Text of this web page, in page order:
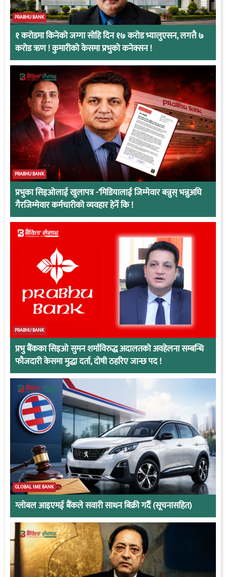
PRABHU BANK
१ करोडमा किनेको जग्गा सोहि दिन १७ करोड भ्यालुएसन, लगत्तै ७
करोड ऋण ! कुमारीको केसमा प्रभुको कनेक्सन !
PRABHU BANK
प्रभुका सिइओलाई खुलापत्र -‘मिडियालाई जिम्मेवार बन्नुस् भन्नुअघि
गैरजिम्मेवार कर्मचारीको व्यवहार हेर्ने कि !
PRABHU BANK
प्रभु बैंकका सिइओ सुमन शर्माविरुद्ध अदालतको अवहेलना सम्बन्धि
फौजदारी केसमा मुद्धा दर्ता, दोषी ठहरिए जान्छ पद !
GLOBAL IME BANK
ग्लोबल आइएमई बैंकले सवारी साधन बिक्री गर्दै (सूचनासहित)